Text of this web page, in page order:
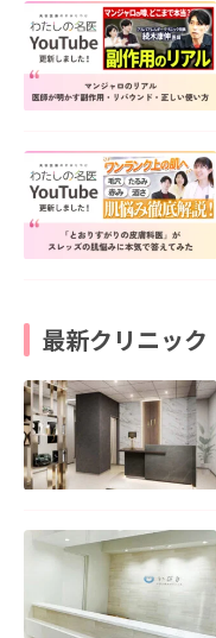
最新クリニック